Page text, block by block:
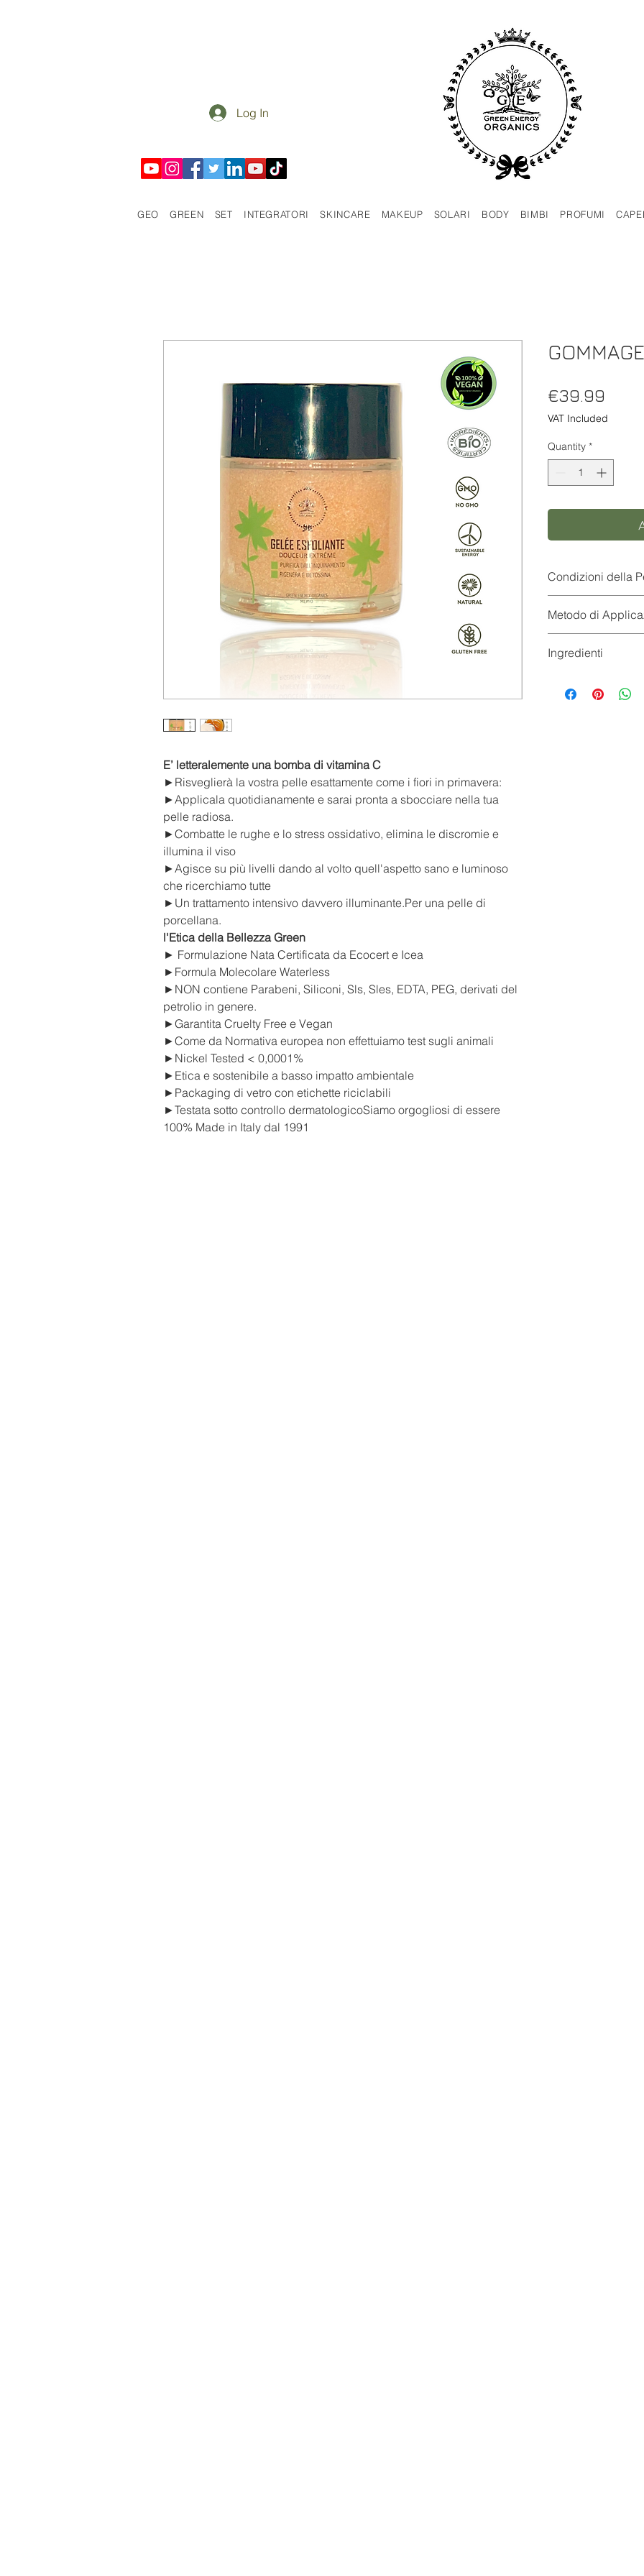
Log In
GEO GREEN SET INTEGRATORI SKINCARE MAKEUP SOLARI BODY BIMBI PROFUMI
E’ letteralemente una bomba di vitamina C
►Risveglierà la vostra pelle esattamente come i fiori in primavera:
►Applicala quotidianamente e sarai pronta a sbocciare nella tua
pelle radiosa.
►Combatte le rughe e lo stress ossidativo, elimina le discromie e
illumina il viso
►Agisce su più livelli dando al volto quell'aspetto sano e luminoso
che ricerchiamo tutte
►Un trattamento intensivo davvero illuminante.Per una pelle di
porcellana.
l'Etica della Bellezza Green
► Formulazione Nata Certificata da Ecocert e Icea
►Formula Molecolare Waterless
►NON contiene Parabeni, Siliconi, Sls, Sles, EDTA, PEG, derivati del
petrolio in genere.
►Garantita Cruelty Free e Vegan
►Come da Normativa europea non effettuiamo test sugli animali
►Nickel Tested < 0,0001%
►Etica e sostenibile a basso impatto ambientale
►Packaging di vetro con etichette riciclabili
►Testata sotto controllo dermatologicoSiamo orgogliosi di essere
100% Made in Italy dal 1991
€39.99
VAT Included
Quantity *
Condizioni della
Metodo di
detersa come se
ascendenti,
In
Ingredienti